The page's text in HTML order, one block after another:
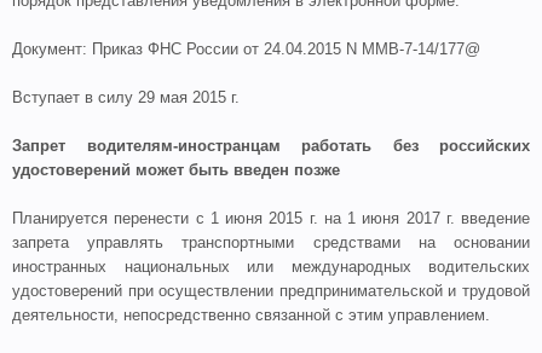
Документ: Приказ ФНС России от 24.04.2015 N ММВ-7-14/177@
Вступает в силу 29 мая 2015 г.
Запрет водителям-иностранцам работать без российских
удостоверений может быть введен позже
Планируется перенести с 1 июня 2015 г. на 1 июня 2017 г. введение
запрета управлять транспортными средствами на основании
иностранных национальных или международных водительских
удостоверений при осуществлении предпринимательской и трудовой
деятельности, непосредственно связанной с этим управлением.